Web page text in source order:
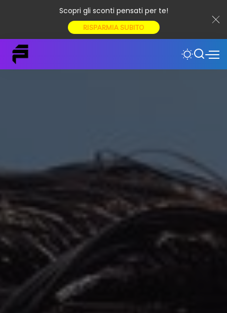
Scopri gli sconti pensati per te!
RISPARMIA SUBITO